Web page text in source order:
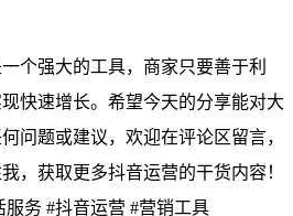
个强大的工具，商家只要善于利
快速增长。希望今天的分享能对大
问题或建议，欢迎在评论区留言，
，获取更多抖音运营的干货内容！
务 #抖音运营 #营销工具